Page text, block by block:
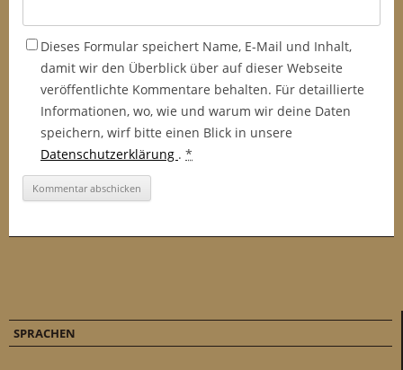
Dieses Formular speichert Name, E-Mail und Inhalt,
damit wir den Überblick über auf dieser Webseite
veröffentlichte Kommentare behalten. Für detaillierte
Informationen, wo, wie und warum wir deine Daten
speichern, wirf bitte einen Blick in unsere
Datenschutzerklärung . *
SPRACHEN